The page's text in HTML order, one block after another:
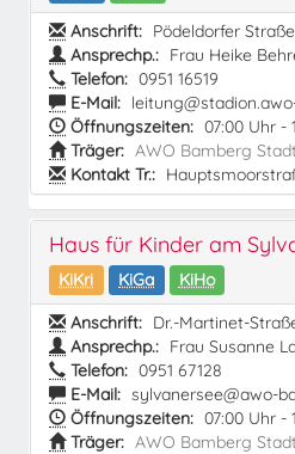
Anschrift: Pödeldorfer
Ansprechp.: Frau Heike
Telefon: 0951 16519
E-Mail:
Öffnungszeiten: 07:00 Uhr -
Träger: AWO Bamberg
Kontakt Tr.:
Haus für Kinder am
KiKri KiGa
KiHo
Anschrift: Dr.-Martinet-
Ansprechp.: Frau Susanne
Telefon: 0951 67128
E-Mail: sylvanersee@awo-
Öffnungszeiten: 07:00 Uhr -
Träger: AWO Bamberg